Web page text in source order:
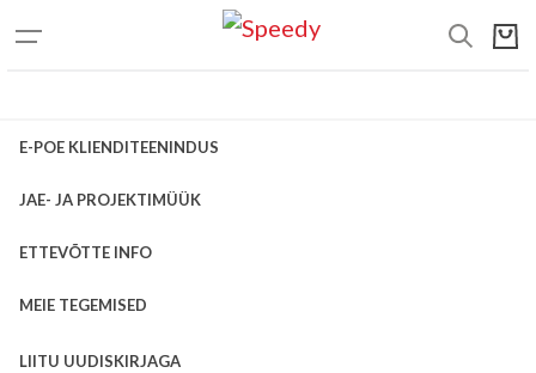
E-POE KLIENDITEENINDUS
JAE- JA PROJEKTIMÜÜK
ETTEVÕTTE INFO
MEIE TEGEMISED
LIITU UUDISKIRJAGA